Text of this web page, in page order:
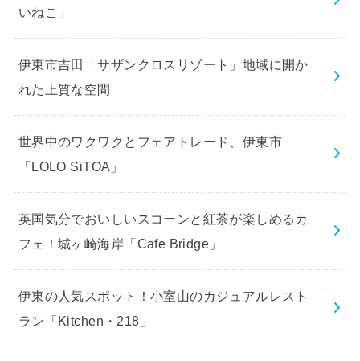
いねこ」
伊東市吉田「サザンクロスリゾート」地域に開か
れた上質な空間
世界中のワクワクとフェアトレード、伊東市
「LOLO SiTOA」
英国気分でおいしいスコーンと紅茶が楽しめるカ
フェ！城ヶ崎海岸「Cafe Bridge」
伊東の人気スポット！小室山のカジュアルレスト
ラン「Kitchen・218」